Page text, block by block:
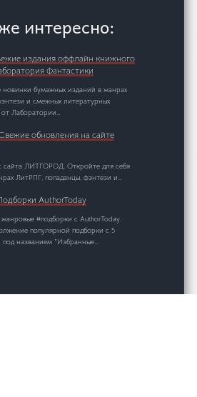
интересно:
издания оффлайн книжного
Фантастики
бумажных изданий в жанрах
и смежных литературных
от Лаборатории…
обновления на сайте
сайта ЛИТГОРОД. Откройте для себя
ЛитРПГ, попаданцы, фэнтези и…
AuthorToday
жанровые #подборки с AuthorToday.
популярной подборки с 5
под названием "Избранные…